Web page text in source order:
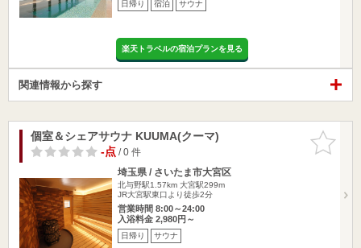
日帰り 宿泊 サウナ
楽天トラベルの宿泊プランを見る
関連情報から探す
お気に入
りに追加
個室＆シェアサウナ KUUMA(クーマ)
-点/ 0 件
埼玉県 / さいたま市大宮区
北与野駅1.57km 大宮駅299m
JR大宮駅東口より徒歩2分
営業時間 8:00～24:00
入浴料金 2,980円～
日帰り サウナ